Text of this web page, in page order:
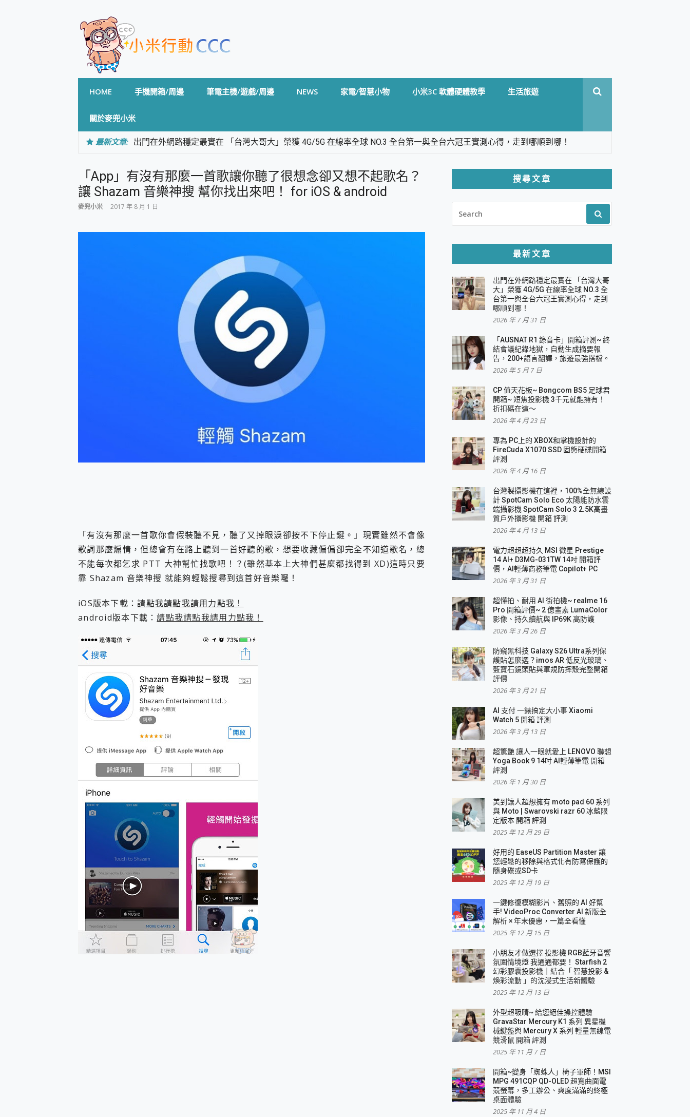
HOME 手機開箱/周邊 筆電主機/遊戲/周邊 NEWS 家電/智慧小物 小米3C 軟體硬體教學 生活旅遊
關於麥兜小米
最新文章: 出門在外網路穩定最實在 「台灣大哥大」榮獲 4G/5G 在線率全球 NO.3 全台第一與全台六冠王實測心得，走到哪順到哪！
專為 PC上的 XBOX和掌機設計的 FireCuda X1070 SSD 固態硬碟開箱 評測
台灣製攝影機在這裡，100%全無線設計 SpotCam Solo Eco 太陽能防水雲端攝影機 SpotCam Solo 3 2.5K高畫質戶外攝影機 開箱 評
測
電力超超超持久 MSI 微星 Prestige 14 AI+ D3MG-031TW 14吋 開箱評價，AI輕薄商務筆電 Copilot+ PC
防窺黑科技 Galaxy S26 Ultra系列保護貼怎麼選？imos AR 低反光玻璃、藍寶石鏡頭貼與軍規防摔殼完整開箱評價
超驚艷 讓人一眼就愛上 LENOVO 聯想 Yoga Book 9 14吋 AI輕薄筆電 開箱 評測
美到讓人超想擁有 moto pad 60 系列 與 Moto | Swarovski razr 60 冰藍限定版本 開箱 評測
好用的 EaseUS Partition Master 讓您輕鬆的移除與格式化有防寫保護的隨身碟或SD卡
一鍵修復模糊影片、舊照的 AI 好幫手! VideoProc Converter AI 新版全解析 × 年末優惠，一篇全看懂
小朋友才做選擇 投影機 RGB藍牙音響 氛圍情境燈 我通通都要！ Starfish 2 幻彩膠囊投影機｜結合「 智慧投影 & 煥彩流動 」的沈浸
式生活新體驗
外型超吸晴~ 給您絕佳操控體驗 GravaStar Mercury K1 系列 異星機械鍵盤與 Mercury X 系列 輕量無線電競滑鼠 開箱 評測
開箱~變身「蜘蛛人」椅子軍師！MSI MPG 491CQP QD-OLED 超寬曲面電競螢幕，多工辦公、爽度滿滿的終極桌面體驗
iPhone 17 系列 有認證的防護來囉！ imos 首家導入 UL MCV 行銷宣告驗證的手機配件品牌
DJI Osmo Pocket 3 爽爽帶回家 歡慶 EaseUS 21 週年到來，「Slogan 海報徵稿活動」好康大放送
小巧好吸不擋鏡頭 有Qi2認證的 ONPRO MagReact MXs2 5000mAh薄型磁吸無線急速行動電源 開箱 評測
會走動的冷暖氣 SONY REON POCKET PRO 穿戴式智慧冷暖調溫裝置 開箱 評測
寶可夢飛人外掛iToolab AnyGo全新升級，GO Fest 五折優惠嗨翻天！支援 iOS/Android！
百倍變焦實測~ vivo X200 Pro 與 S25 Ultra 誰能滿足全場景拍攝需求？
超好用的 PLAUD NotePin AI 智慧錄音膠囊~ 您的AI 秘書已上線 每月免費送你 300分鐘轉寫
COMPUTEX 2025 來囉！AGI亞奇雷 AI・Gaming・創作儲存方案登場，趕快來AGI亞奇雷挑戰任務抽 PS5！
自帶線的 有線無線都能充 ONPRO MagReact M5 10000mAh 5合1 磁吸無線急速行動電源 開箱 評測
飛利浦 JS7310 ⚡【電急便｜行動儲能救車電源】 可靠的旅行夥伴！帶給您優異的安全性與強大供電效能
是螢幕也是電視! 一機超多用途「MSI微星 Modern MD272UPSW 27型」 4K IPS 輕薄商用智慧聯網螢幕 開箱 評測
iPhone、Apple Watch、AirPods耳機 三個設備充電一起搞定 ONPRO MagReact™ M3 3 in 1可攜摺疊無線充電器 開箱 評測
動靜皆宜「HUAWEI FreeArc」開放式耳掛耳機，無感配戴! 超穩超服貼，音質、通話也很優質
給 MSI Claw 系列電競掌機 最完美的家 MSI Nest Docking Station 掌機專屬擴充底座 開箱 評測
B&O 精品級音響! Home+ 中嘉寬頻 SoundBox 劇院串流盒 開箱 評測
2億 APO蔡司長焦神機降臨~ vivo X200 Pro、vivo X200 就是這麼好拍
EaseUS Vocal Remover 免費線上去聲器一鍵去除人聲 人聲 音樂分離 2024 消除人聲推薦
3 個超值 MHN 飛人工具分享~~ iToolab AnyGo 魔物獵人 Now飛人 ios教學 不出門也可以到處走
小體積 40000mAh 超大容量 一次充5個設備 充好充滿 CUKTECH 酷態科 300W 微型充電站 開箱 評測
97.3% 恢復率，資料救援就是這麼簡單 EaseUS Data Recovery Wizard Free 18.0.0 業界最好的資料救援軟體
全新 SONY Xperia 1 VI 開箱! 相機實測! 長焦覆蓋更遠更清晰、2日長續航、頂尖影音娛樂效能~
Xiaomi 14 Ultra 開箱 評測~ 有深度的 Leica 影像旗艦手機! 加碼小旗艦 Xiaomi 14 開箱 評測
vivo TWS 3e 真無線藍牙耳機智慧降噪升級、音質明亮溫潤，並支援雙設備連接~
人像旗艦 vivo V30 系列 開箱 評測! 首搭蔡司光學鏡頭、攝影棚級柔光環、拍攝功能最好玩的美拍神機 vivo V30 Pro
多個願望一次滿足 超強散熱 微星 MSI Claw A1M-026TW 電競掌機 開箱 評測
一吸完美對位 擁有超強吸力與超好用的隱磁支架 O-ONE MAG 最會吸的行動電源 開箱 評測
Motorola edge 70 pro 及 moto g37 power上市，登錄在送飛利浦氣炸鍋
近八千元的 Soundcore Liberty 5 Pro Max，有螢幕的耳機會是智商稅嗎?
ASUS Pad 全面應援 Me Time，加碼愛奇藝黃金雙周卡體驗，專案價最低 NT$0 起
榮耀 HONOR 600 Pro x MOLLY Limited Edition 限量版開賣，攜手味全龍進駐大巨蛋萬人盛典
「App」有沒有那麼一首歌讓你聽了很想念卻又想不起歌名？
讓 Shazam 音樂神搜 幫你找出來吧！ for iOS & android
麥兜小米 2017 年 8 月 1 日
「有沒有那麼一首歌你會假裝聽不見，聽了又掉眼淚卻按不下停止鍵。」現實雖然不會像
歌詞那麼煽情，但總會有在路上聽到一首好聽的歌，想要收藏偏偏卻完全不知道歌名，總
不能每次都乞求 PTT 大神幫忙找歌吧！？(雖然基本上大神們甚麼都找得到 XD)這時只要
靠 Shazam 音樂神搜 就能夠輕鬆搜尋到這首好音樂囉！
iOS版本下載：請點我請點我請用力點我！
android版本下載：請點我請點我請用力點我！
搜尋文章
FOR:
最新文章
出門在外網路穩定最實在 「台灣大哥
大」榮獲 4G/5G 在線率全球 NO.3 全
台第一與全台六冠王實測心得，走到
哪順到哪！
2026 年 7 月 31 日
「AUSNAT R1 錄音卡」開箱評測~ 終
結會議紀錄地獄，自動生成摘要報
告，200+語言翻譯，旅遊最強搭檔。
2026 年 5 月 7 日
CP 值天花板~ Bongcom BS5 足球君
開箱~ 短焦投影機 3千元就能擁有！
折扣碼在這～
2026 年 4 月 23 日
專為 PC上的 XBOX和掌機設計的
FireCuda X1070 SSD 固態硬碟開箱
評測
2026 年 4 月 16 日
台灣製攝影機在這裡，100%全無線設
計 SpotCam Solo Eco 太陽能防水雲
端攝影機 SpotCam Solo 3 2.5K高畫
質戶外攝影機 開箱 評測
2026 年 4 月 13 日
電力超超超持久 MSI 微星 Prestige
14 AI+ D3MG-031TW 14吋 開箱評
價，AI輕薄商務筆電 Copilot+ PC
2026 年 3 月 31 日
超懂拍、耐用 AI 街拍機~ realme 16
Pro 開箱評價~ 2 億畫素 LumaColor
影像、持久續航與 IP69K 高防護
2026 年 3 月 26 日
防窺黑科技 Galaxy S26 Ultra系列保
護貼怎麼選？imos AR 低反光玻璃、
藍寶石鏡頭貼與軍規防摔殼完整開箱
評價
2026 年 3 月 21 日
AI 支付 一錶搞定大小事 Xiaomi
Watch 5 開箱 評測
2026 年 3 月 13 日
超驚艷 讓人一眼就愛上 LENOVO 聯想
Yoga Book 9 14吋 AI輕薄筆電 開箱
評測
2026 年 1 月 30 日
美到讓人超想擁有 moto pad 60 系列
與 Moto | Swarovski razr 60 冰藍限
定版本 開箱 評測
2025 年 12 月 29 日
好用的 EaseUS Partition Master 讓
您輕鬆的移除與格式化有防寫保護的
隨身碟或SD卡
2025 年 12 月 19 日
一鍵修復模糊影片、舊照的 AI 好幫
手! VideoProc Converter AI 新版全
解析 × 年末優惠，一篇全看懂
2025 年 12 月 15 日
小朋友才做選擇 投影機 RGB藍牙音響
氛圍情境燈 我通通都要！ Starfish 2
幻彩膠囊投影機｜結合「 智慧投影 &
煥彩流動 」的沈浸式生活新體驗
2025 年 12 月 13 日
外型超吸晴~ 給您絕佳操控體驗
GravaStar Mercury K1 系列 異星機
械鍵盤與 Mercury X 系列 輕量無線電
競滑鼠 開箱 評測
2025 年 11 月 7 日
開箱~變身「蜘蛛人」椅子軍師！MSI
MPG 491CQP QD-OLED 超寬曲面電
競螢幕，多工辦公、爽度滿滿的終極
桌面體驗
2025 年 11 月 4 日